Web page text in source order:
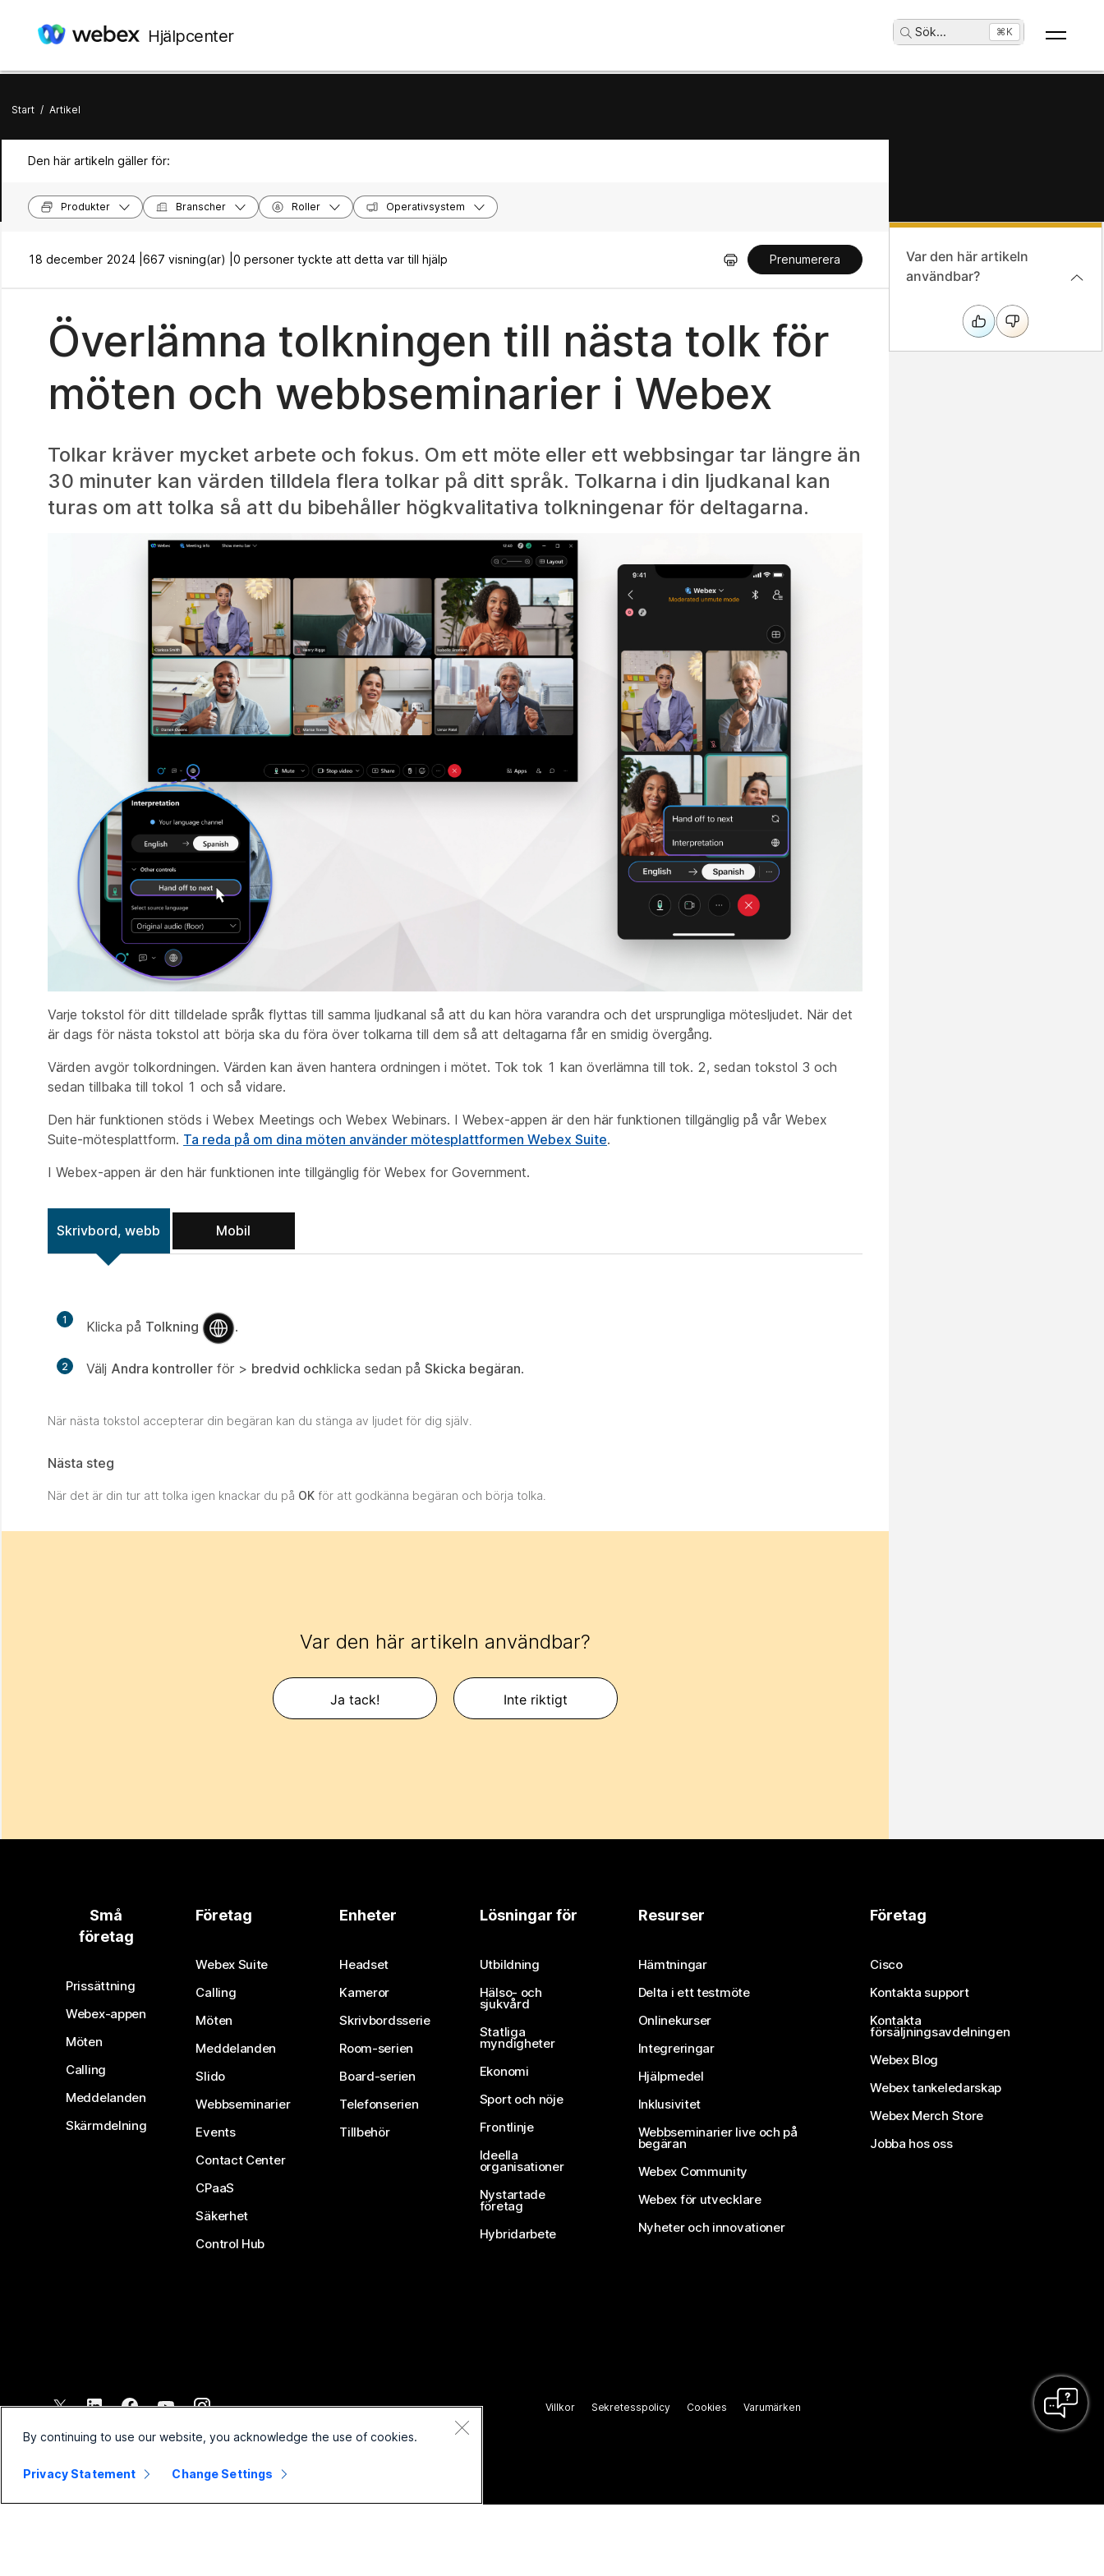
Hjälpcenter Sök... ⌘K
Start / Artikel
Den här artikeln gäller för:
Produkter Branscher Roller Operativsystem
18 december 2024 | 667 visning(ar) | 0 personer tyckte att detta var till hjälp Prenumerera
Överlämna tolkningen till nästa tolk för
möten och webbseminarier i Webex
Tolkar kräver mycket arbete och fokus. Om ett möte eller ett webbsingar tar längre än
30 minuter kan värden tilldela flera tolkar på ditt språk. Tolkarna i din ljudkanal kan
turas om att tolka så att du bibehåller högkvalitativa tolkningenar för deltagarna.
Varje tokstol för ditt tilldelade språk flyttas till samma ljudkanal så att du kan höra varandra och det ursprungliga mötesljudet. När det
är dags för nästa tokstol att börja ska du föra över tolkarna till dem så att deltagarna får en smidig övergång.
Värden avgör tolkordningen. Värden kan även hantera ordningen i mötet. Tok tok 1 kan överlämna till tok. 2, sedan tokstol 3 och
sedan tillbaka till tokol 1 och så vidare.
Den här funktionen stöds i Webex Meetings och Webex Webinars. I Webex-appen är den här funktionen tillgänglig på vår Webex
Suite-mötesplattform. Ta reda på om dina möten använder mötesplattformen Webex Suite.
I Webex-appen är den här funktionen inte tillgänglig för Webex for Government.
Skrivbord, webb Mobil
1 Klicka på Tolkning .
2 Välj Andra kontroller för > bredvid ochklicka sedan på Skicka begäran.
När nästa tokstol accepterar din begäran kan du stänga av ljudet för dig själv.
Nästa steg
När det är din tur att tolka igen knackar du på OK för att godkänna begäran och börja tolka.
Var den här artikeln användbar?
Ja tack! Inte riktigt
Var den här artikeln
användbar?
Små
företag
Prissättning
Webex-appen
Möten
Calling
Meddelanden
Skärmdelning
Företag
Webex Suite
Calling
Möten
Meddelanden
Slido
Webbseminarier
Events
Contact Center
CPaaS
Säkerhet
Control Hub
Enheter
Headset
Kameror
Skrivbordsserie
Room-serien
Board-serien
Telefonserien
Tillbehör
Lösningar för
Utbildning
Hälso- och
sjukvård
Statliga
myndigheter
Ekonomi
Sport och nöje
Frontlinje
Ideella
organisationer
Nystartade
företag
Hybridarbete
Resurser
Hämtningar
Delta i ett testmöte
Onlinekurser
Integreringar
Hjälpmedel
Inklusivitet
Webbseminarier live och på
begäran
Webex Community
Webex för utvecklare
Nyheter och innovationer
Företag
Cisco
Kontakta support
Kontakta
försäljningsavdelningen
Webex Blog
Webex tankeledarskap
Webex Merch Store
Jobba hos oss
2026 Cisco och/eller dess dotterbolag. Med ensamrätt.
Villkor Sekretesspolicy Cookies Varumärken
By continuing to use our website, you acknowledge the use of cookies.
Privacy Statement Change Settings